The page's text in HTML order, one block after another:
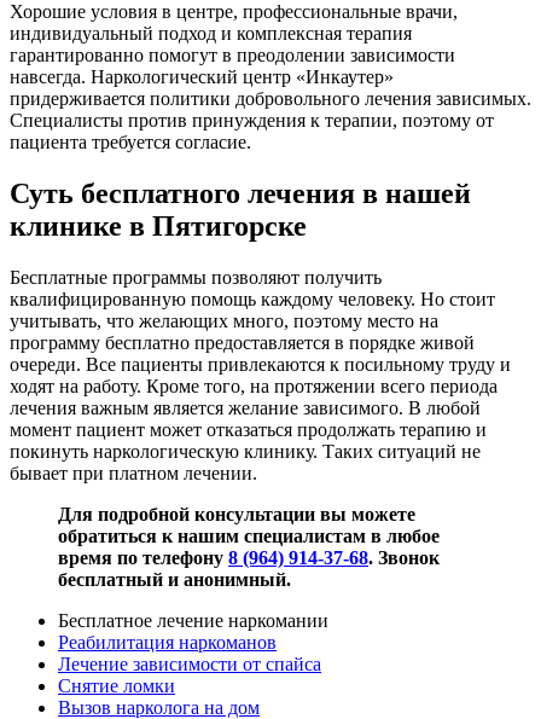
Хорошие условия в центре, профессиональные врачи,
индивидуальный подход и комплексная терапия
гарантированно помогут в преодолении зависимости
навсегда. Наркологический центр «Инкаутер»
придерживается политики добровольного лечения зависимых.
Специалисты против принуждения к терапии, поэтому от
пациента требуется согласие.
Суть бесплатного лечения в нашей
клинике в Пятигорске
Бесплатные программы позволяют получить
квалифицированную помощь каждому человеку. Но стоит
учитывать, что желающих много, поэтому место на
программу бесплатно предоставляется в порядке живой
очереди. Все пациенты привлекаются к посильному труду и
ходят на работу. Кроме того, на протяжении всего периода
лечения важным является желание зависимого. В любой
момент пациент может отказаться продолжать терапию и
покинуть наркологическую клинику. Таких ситуаций не
бывает при платном лечении.
Для подробной консультации вы можете
обратиться к нашим специалистам в любое
время по телефону 8 (964) 914-37-68. Звонок
бесплатный и анонимный.
Бесплатное лечение наркомании
Реабилитация наркоманов
Лечение зависимости от спайса
Снятие ломки
Вызов нарколога на дом